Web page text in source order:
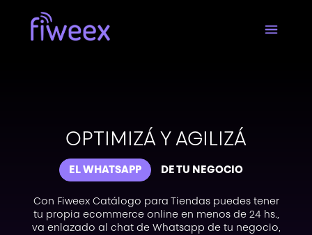
OPTIMIZÁ Y AGILIZÁ
EL WHATSAPP DE TU NEGOCIO
Con Fiweex Catálogo para Tiendas puedes tener
tu propia ecommerce online en menos de 24 hs.,
va enlazado al chat de Whatsapp de tu negocio,